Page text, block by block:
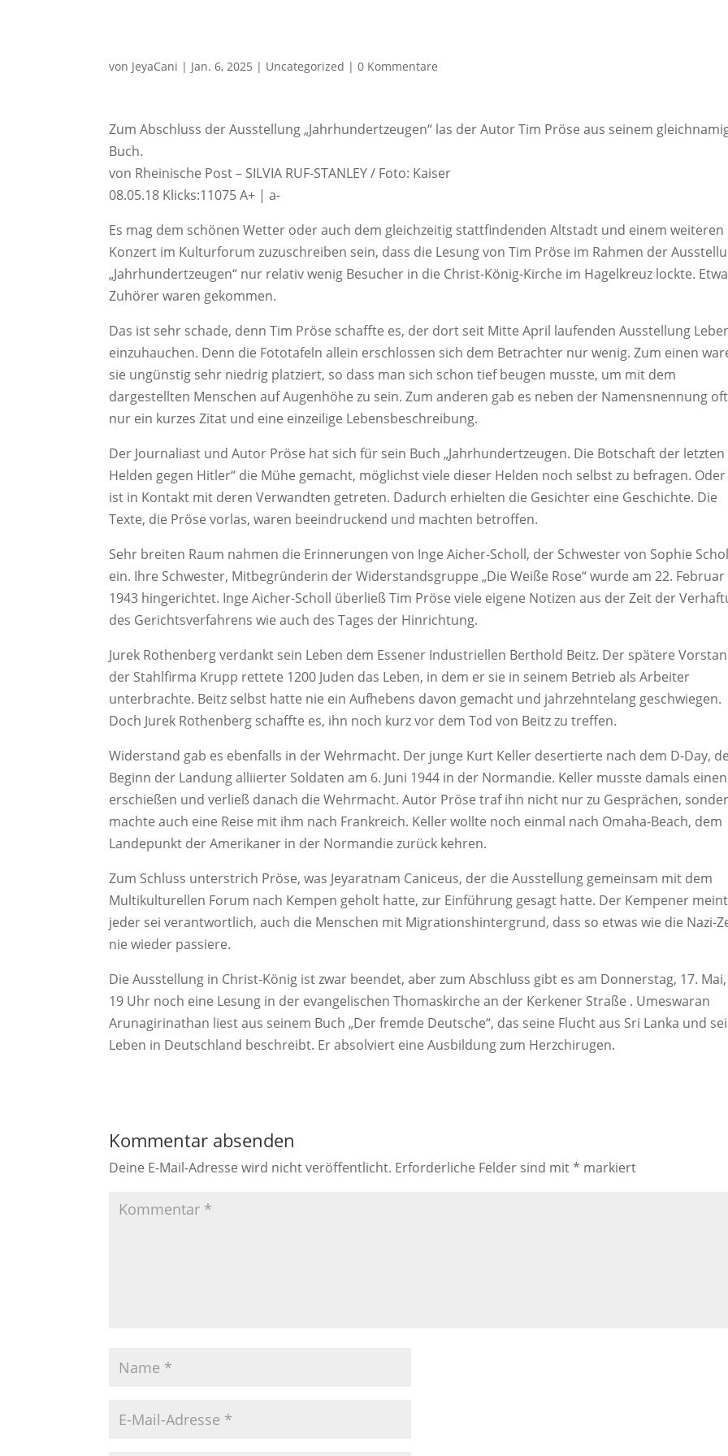
von JeyaCani | Jan. 6, 2025 | Uncategorized |0 Kommentare
Zum Abschluss der Ausstellung „Jahrhundertzeugen“ las der Autor Tim Pröse aus seinem
Buch.
von Rheinische Post – SILVIA RUF-STANLEY / Foto: Kaiser
08.05.18 Klicks:11075 A+ | a-
Es mag dem schönen Wetter oder auch dem gleichzeitig stattfindenden Altstadt und einem weiteren
Konzert im Kulturforum zuzuschreiben sein, dass die Lesung von Tim Pröse im Rahmen der
„Jahrhundertzeugen“ nur relativ wenig Besucher in die Christ-König-Kirche im Hagelkreuz lockte.
Zuhörer waren gekommen.
Das ist sehr schade, denn Tim Pröse schaffte es, der dort seit Mitte April laufenden Ausstellung
einzuhauchen. Denn die Fototafeln allein erschlossen sich dem Betrachter nur wenig. Zum einen
sie ungünstig sehr niedrig platziert, so dass man sich schon tief beugen musste, um mit dem
dargestellten Menschen auf Augenhöhe zu sein. Zum anderen gab es neben der Namensnennung oft
nur ein kurzes Zitat und eine einzeilige Lebensbeschreibung.
Der Journaliast und Autor Pröse hat sich für sein Buch „Jahrhundertzeugen. Die Botschaft der letzten
Helden gegen Hitler“ die Mühe gemacht, möglichst viele dieser Helden noch selbst zu befragen.
ist in Kontakt mit deren Verwandten getreten. Dadurch erhielten die Gesichter eine Geschichte. Die
Texte, die Pröse vorlas, waren beeindruckend und machten betroffen.
Sehr breiten Raum nahmen die Erinnerungen von Inge Aicher-Scholl, der Schwester von Sophie
ein. Ihre Schwester, Mitbegründerin der Widerstandsgruppe „Die Weiße Rose“ wurde am 22. Februar
1943 hingerichtet. Inge Aicher-Scholl überließ Tim Pröse viele eigene Notizen aus der Zeit der
des Gerichtsverfahrens wie auch des Tages der Hinrichtung.
Jurek Rothenberg verdankt sein Leben dem Essener Industriellen Berthold Beitz. Der spätere
der Stahlfirma Krupp rettete 1200 Juden das Leben, in dem er sie in seinem Betrieb als Arbeiter
unterbrachte. Beitz selbst hatte nie ein Aufhebens davon gemacht und jahrzehntelang geschwiegen.
Doch Jurek Rothenberg schaffte es, ihn noch kurz vor dem Tod von Beitz zu treffen.
Widerstand gab es ebenfalls in der Wehrmacht. Der junge Kurt Keller desertierte nach dem D-Day,
Beginn der Landung alliierter Soldaten am 6. Juni 1944 in der Normandie. Keller musste damals einen
erschießen und verließ danach die Wehrmacht. Autor Pröse traf ihn nicht nur zu Gesprächen,
machte auch eine Reise mit ihm nach Frankreich. Keller wollte noch einmal nach Omaha-Beach, dem
Landepunkt der Amerikaner in der Normandie zurück kehren.
Zum Schluss unterstrich Pröse, was Jeyaratnam Caniceus, der die Ausstellung gemeinsam mit dem
Multikulturellen Forum nach Kempen geholt hatte, zur Einführung gesagt hatte. Der Kempener
jeder sei verantwortlich, auch die Menschen mit Migrationshintergrund, dass so etwas wie die Nazi-
nie wieder passiere.
Die Ausstellung in Christ-König ist zwar beendet, aber zum Abschluss gibt es am Donnerstag, 17.
19 Uhr noch eine Lesung in der evangelischen Thomaskirche an der Kerkener Straße . Umeswaran
Arunagirinathan liest aus seinem Buch „Der fremde Deutsche“, das seine Flucht aus Sri Lanka und
Leben in Deutschland beschreibt. Er absolviert eine Ausbildung zum Herzchirugen.
Kommentar absenden
Deine E-Mail-Adresse wird nicht veröffentlicht. Erforderliche Felder sind mit* markiert